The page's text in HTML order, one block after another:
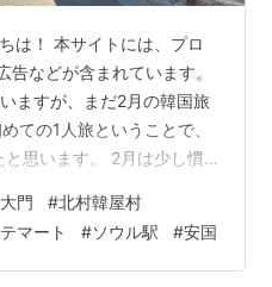
は！ 本サイトには、プロ
などが含まれています。
ますが、まだ2月の韓国旅
ての1人旅ということで、
思います。 2月は少し慣
りしました。 その２は行
近辺で初日に迷子？ 2月に
は、初日早朝に着いたの
門 #北村韓屋村
マート #ソウル駅 #安国